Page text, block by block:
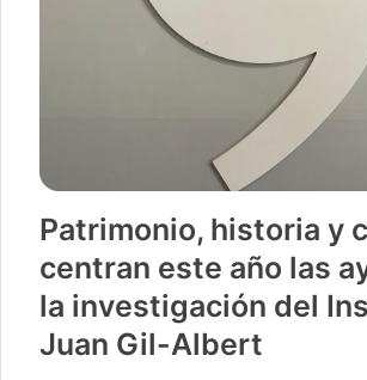
Patrimonio, historia y
centran este año las
la investigación del
Juan Gil-Albert